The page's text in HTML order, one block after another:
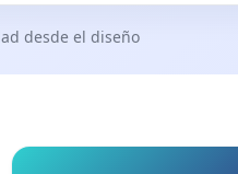
desde el diseño